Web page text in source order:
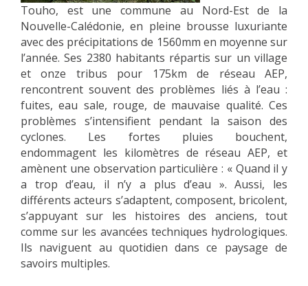
Touho, est une commune au Nord-Est de la
Nouvelle-Calédonie, en pleine brousse luxuriante
avec des précipitations de 1560mm en moyenne sur
l’année. Ses 2380 habitants répartis sur un village
et onze tribus pour 175km de réseau AEP,
rencontrent souvent des problèmes liés à l’eau :
fuites, eau sale, rouge, de mauvaise qualité. Ces
problèmes s’intensifient pendant la saison des
cyclones. Les fortes pluies bouchent,
endommagent les kilomètres de réseau AEP, et
amènent une observation particulière : « Quand il y
a trop d’eau, il n’y a plus d’eau ». Aussi, les
différents acteurs s’adaptent, composent, bricolent,
s’appuyant sur les histoires des anciens, tout
comme sur les avancées techniques hydrologiques.
Ils naviguent au quotidien dans ce paysage de
savoirs multiples.